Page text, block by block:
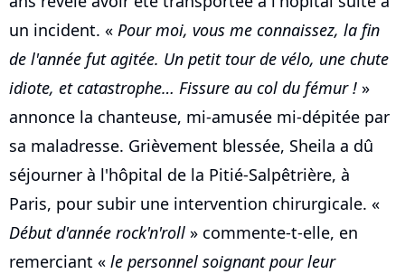
un incident. « Pour moi, vous me connaissez, la fin
de l'année fut agitée. Un petit tour de vélo, une chute
idiote, et catastrophe… Fissure au col du fémur ! »
annonce la chanteuse, mi-amusée mi-dépitée par
sa maladresse. Grièvement blessée, Sheila a dû
séjourner à l'hôpital de la Pitié-Salpêtrière, à
Paris, pour subir une intervention chirurgicale. «
Début d'année rock'n'roll » commente-t-elle, en
remerciant « le personnel soignant pour leur